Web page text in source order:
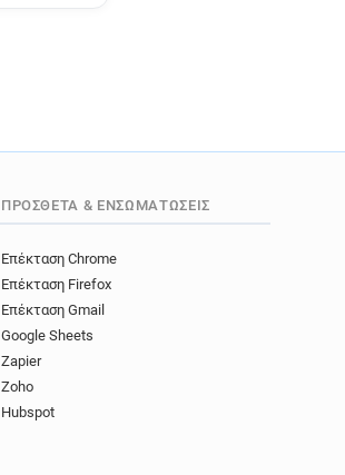
ΠΡΌΣΘΕΤΑ & ΕΝΣΩΜΑΤΏΣΕΙΣ
Επέκταση Chrome
Επέκταση Firefox
Επέκταση Gmail
Google Sheets
Zapier
Zoho
Hubspot